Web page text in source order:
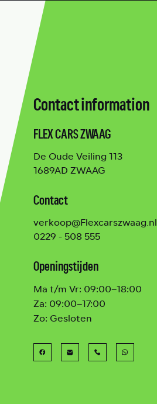
Contact information
FLEX CARS ZWAAG
De Oude Veiling 113
1689AD ZWAAG
Contact
verkoop@Flexcarszwaag.nl
0229 - 508 555
Openingstijden
Ma t/m Vr: 09:00–18:00
Za: 09:00–17:00
Zo: Gesloten